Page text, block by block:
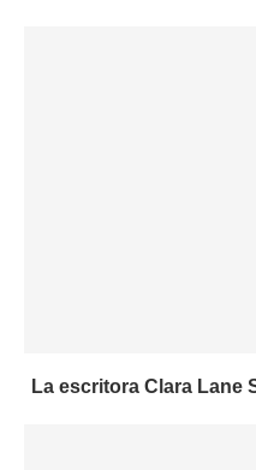
La escritora Clara Lane